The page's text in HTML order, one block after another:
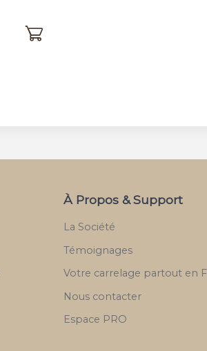
À Propos & Support
La Société
Témoignages
Votre carrelage partout en
Nous contacter
Espace PRO